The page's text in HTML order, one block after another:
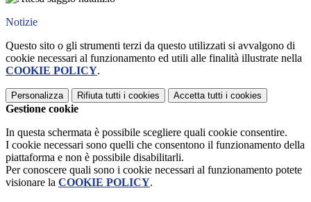
Notizie
Questo sito o gli strumenti terzi da questo utilizzati si avvalgono di
cookie necessari al funzionamento ed utili alle finalità illustrate nella
COOKIE POLICY.
Personalizza Rifiuta tutti i cookies Accetta tutti i cookies
Gestione cookie
In questa schermata è possibile scegliere quali cookie consentire.
I cookie necessari sono quelli che consentono il funzionamento della
piattaforma e non è possibile disabilitarli.
Per conoscere quali sono i cookie necessari al funzionamento potete
visionare la COOKIE POLICY.